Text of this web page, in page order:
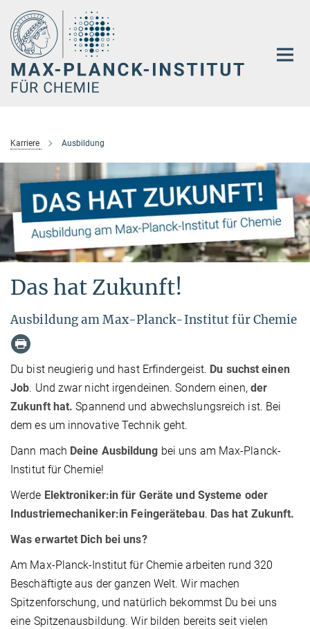
Hauptinhalt
Karriere Ausbildung
Das hat Zukunft!
Ausbildung am Max-Planck-Institut für Chemie
Du bist neugierig und hast Erfindergeist. Du suchst einen
Job. Und zwar nicht irgendeinen. Sondern einen, der
Zukunft hat. Spannend und abwechslungsreich ist. Bei
dem es um innovative Technik geht.
Dann mach Deine Ausbildung bei uns am Max-Planck-
Institut für Chemie!
Werde Elektroniker:in für Geräte und Systeme oder
Industriemechaniker:in Feingerätebau. Das hat Zukunft.
Was erwartet Dich bei uns?
Am Max-Planck-Institut für Chemie arbeiten rund 320
Beschäftigte aus der ganzen Welt. Wir machen
Spitzenforschung, und natürlich bekommst Du bei uns
eine Spitzenausbildung. Wir bilden bereits seit vielen